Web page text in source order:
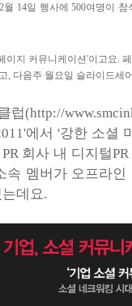
14일 행사에 500여명이
지 커뮤니케이션'이고요.
, 다음주 월요일 슬라이드세
럽(http://
에서 '강한 소셜
회사 내 디지털
속 멤버가 오프라
데요.